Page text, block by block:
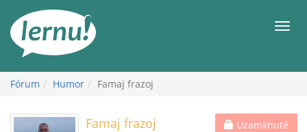
obsah
Fórum Humor Famaj frazoj
Uzamknuté
Famaj frazoj